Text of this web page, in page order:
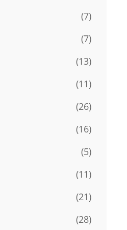
(7)
(7)
(13)
(11)
(26)
(16)
(5)
(11)
(21)
(28)